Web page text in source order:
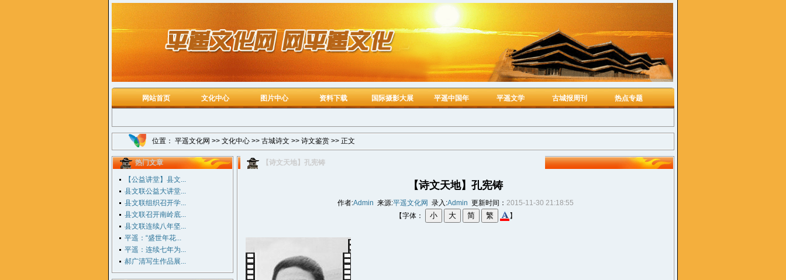
网站首页 文化中心 图片中心 资料下载 国际摄影大展 平遥中国年 平遥文学 古城报周刊 热点专题
位置： 平遥文化网 >> 文化中心 >> 古城诗文 >> 诗文鉴赏 >> 正文
热门文章
【公益讲堂】县文...
县文联公益大讲堂...
县文联组织召开学...
县文联召开南岭底...
县文联连续八年坚...
平遥：“盛世年花...
平遥：连续七年为...
郝广清写生作品展...
【诗文天地】孔宪铸
【诗文天地】孔宪铸
作者:Admin 来源:平遥文化网 录入:Admin 更新时间： 2015-11-30 21:18:55
【字体：
】